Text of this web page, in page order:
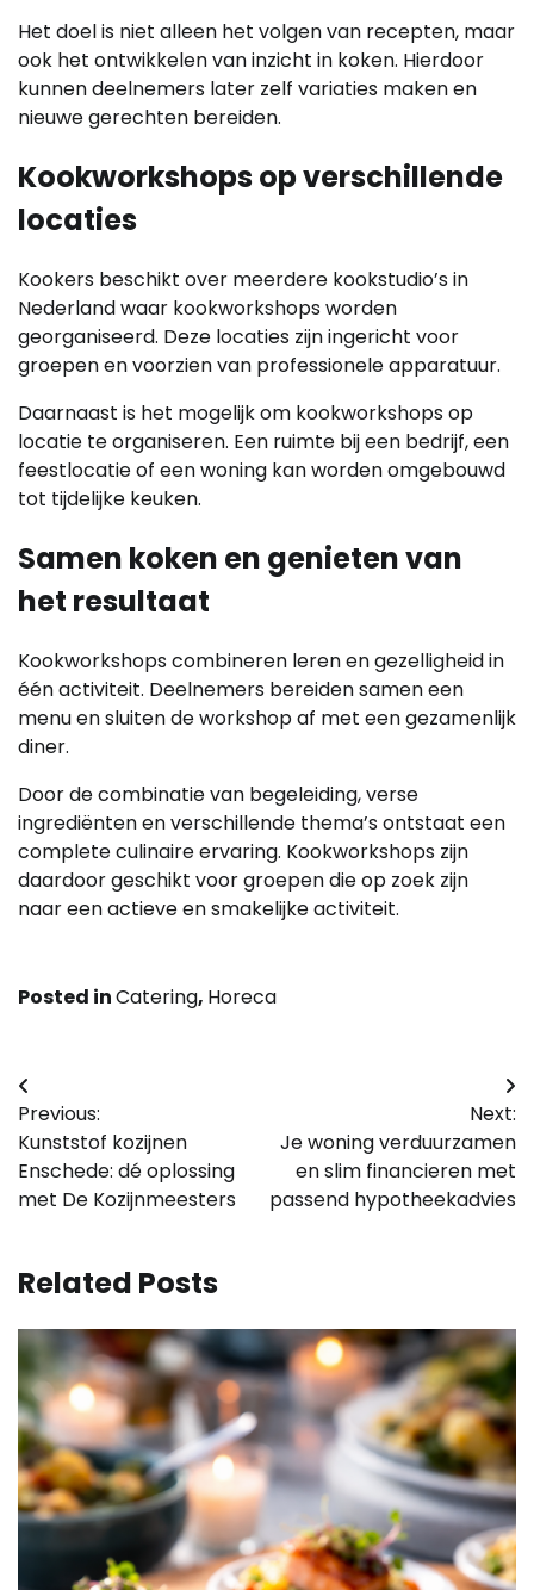
Het doel is niet alleen het volgen van recepten, maar
ook het ontwikkelen van inzicht in koken. Hierdoor
kunnen deelnemers later zelf variaties maken en
nieuwe gerechten bereiden.
Kookworkshops op verschillende
locaties
Kookers beschikt over meerdere kookstudio’s in
Nederland waar kookworkshops worden
georganiseerd. Deze locaties zijn ingericht voor
groepen en voorzien van professionele apparatuur.
Daarnaast is het mogelijk om kookworkshops op
locatie te organiseren. Een ruimte bij een bedrijf, een
feestlocatie of een woning kan worden omgebouwd
tot tijdelijke keuken.
Samen koken en genieten van
het resultaat
Kookworkshops combineren leren en gezelligheid in
één activiteit. Deelnemers bereiden samen een
menu en sluiten de workshop af met een gezamenlijk
diner.
Door de combinatie van begeleiding, verse
ingrediënten en verschillende thema’s ontstaat een
complete culinaire ervaring. Kookworkshops zijn
daardoor geschikt voor groepen die op zoek zijn
naar een actieve en smakelijke activiteit.
Posted inCatering, Horeca
Bericht
navigatie
Previous:
Kunststof kozijnen
Enschede: dé oplossing
met De Kozijnmeesters
Next:
Je woning verduurzamen
en slim financieren met
passend hypotheekadvies
Related Posts